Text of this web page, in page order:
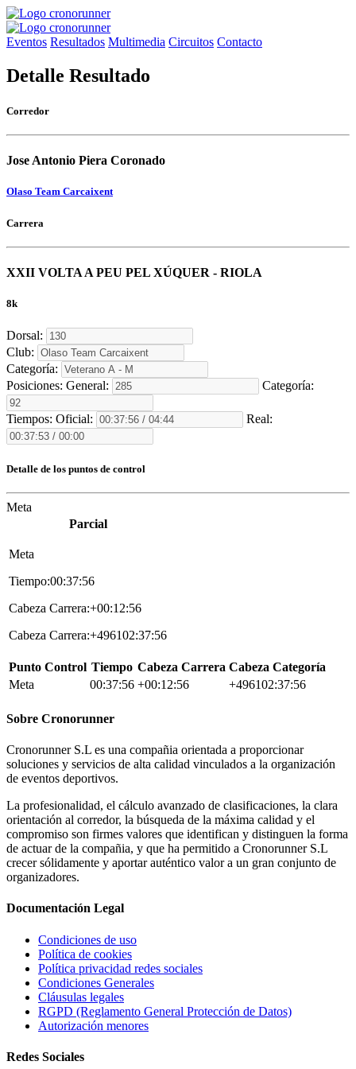
Eventos Resultados Multimedia Circuitos Contacto
Detalle Resultado
Corredor
Jose Antonio Piera Coronado
Olaso Team Carcaixent
Carrera
XXII VOLTA A PEU PEL XÚQUER - RIOLA
8k
Dorsal:
Club:
Categoría:
Posiciones: General: Categoría:
Tiempos: Oficial: Real:
Detalle de los puntos de control
Meta
Parcial
Meta
Tiempo:00:37:56
Cabeza Carrera:+00:12:56
Cabeza Carrera:+496102:37:56
Punto Control Tiempo Cabeza Carrera Cabeza Categoría
Meta
00:37:56 +00:12:56 +496102:37:56
Sobre Cronorunner
Cronorunner S.L es una compañia orientada a proporcionar
soluciones y servicios de alta calidad vinculados a la organización
de eventos deportivos.
La profesionalidad, el cálculo avanzado de clasificaciones, la clara
orientación al corredor, la búsqueda de la máxima calidad y el
compromiso son firmes valores que identifican y distinguen la forma
de actuar de la compañia, y que ha permitido a Cronorunner S.L
crecer sólidamente y aportar auténtico valor a un gran conjunto de
organizadores.
Documentación Legal
Condiciones de uso
Política de cookies
Política privacidad redes sociales
Condiciones Generales
Cláusulas legales
RGPD (Reglamento General Protección de Datos)
Autorización menores
Redes Sociales